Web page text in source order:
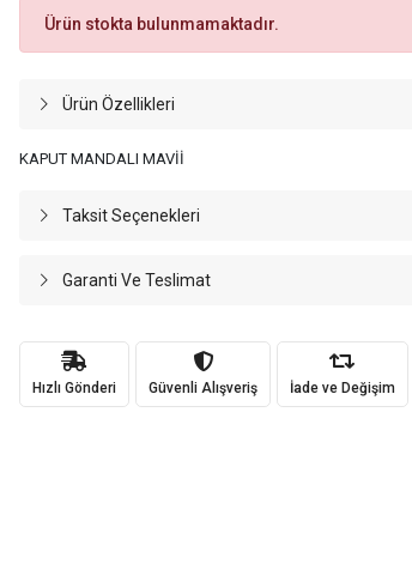
Ürün stokta bulunmamaktadır.
Ürün Özellikleri
KAPUT MANDALI MAVİİ
Taksit Seçenekleri
Garanti Ve Teslimat
Hızlı Gönderi Güvenli Alışveriş İade ve Değişim